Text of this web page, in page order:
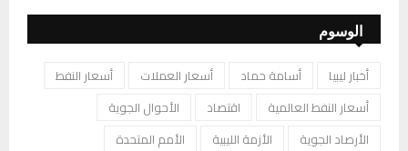
الوسوم
أخبار ليبيا أسامة حماد أسعار العملات
أسعار النفط
أسعار النفط العالمية
اقتصاد
الأحوال الجوية
الأرصاد الجوية
الأزمة الليبية
الأمم المتحدة